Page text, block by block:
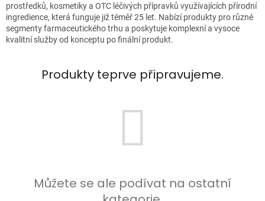
prostředků, kosmetiky a OTC léčivých přípravků využívajících přírodní
ingredience, která funguje již téměř 25 let. Nabízí produkty pro různé
segmenty farmaceutického trhu a poskytuje komplexní a vysoce
kvalitní služby od konceptu po finální produkt.
Produkty teprve připravujeme.
Můžete se ale podívat na ostatní